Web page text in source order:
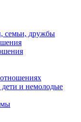
семьи, дружбы
и немолодые